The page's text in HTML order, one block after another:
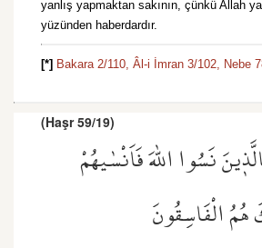
yanlış yapmaktan sakının, çünkü Allah
yüzünden haberdardır.
[*] Bakara 2/110, Âl-i İmran 3/102, Nebe
(Haşr 59/19)
نَسُوا اللّٰهَ فَاَنْسٰيهُمْ
الْفَاسِقُونَ